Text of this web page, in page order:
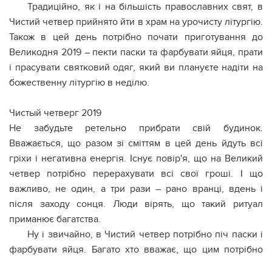
Традиційно, як і на більшість православних свят, в
Чистий четвер прийнято йти в храм на урочисту літургію.
Також в цей день потрібно почати приготування до
Великодня 2019 – пекти паски та фарбувати яйця, прати
і прасувати святковий одяг, який ви плануєте надіти на
божественну літургію в неділю.
Чистый четверг 2019
Не забудьте ретельно прибрати свій будинок.
Вважається, що разом зі сміттям в цей день йдуть всі
гріхи і негативна енергія. Існує повір'я, що на Великий
четвер потрібно перерахувати всі свої гроші. І що
важливо, не один, а три рази – рано вранці, вдень і
після заходу сонця. Люди вірять, що такий ритуал
приманює багатства.
Ну і звичайно, в Чистий четвер потрібно піч паски і
фарбувати яйця. Багато хто вважає, що цим потрібно